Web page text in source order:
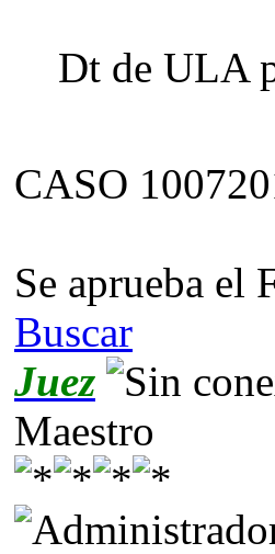
Dt de ULA
CASO
Se aprueba el
Buscar
Juez
Maestro